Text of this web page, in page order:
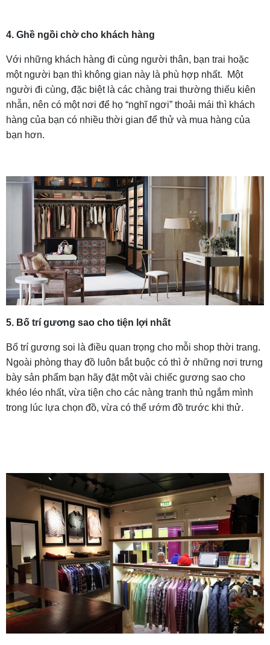
4. Ghề ngồi chờ cho khách hàng
Với những khách hàng đi cùng người thân, bạn trai hoặc
một người bạn thì không gian này là phù hợp nhất. Một
người đi cùng, đặc biệt là các chàng trai thường thiếu kiên
nhẫn, nên có một nơi để họ “nghĩ ngơi” thoải mái thì khách
hàng của bạn có nhiều thời gian để thử và mua hàng của
bạn hơn.
5. Bố trí gương sao cho tiện lợi nhất
Bố trí gương soi là điều quan trọng cho mỗi shop thời trang.
Ngoài phòng thay đồ luôn bắt buộc có thì ở những nơi trưng
bày sản phẩm bạn hãy đặt một vài chiếc gương sao cho
khéo léo nhất, vừa tiện cho các nàng tranh thủ ngắm mình
trong lúc lựa chọn đồ, vừa có thể ướm đồ trước khi thử.